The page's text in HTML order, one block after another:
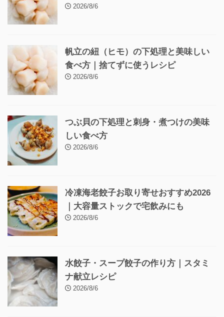
2026/8/6
帆立の紐（ヒモ）の下処理と美味しい
食べ方｜捨てずに使うレシピ
2026/8/6
つぶ貝の下処理と刺身・煮つけの美味
しい食べ方
2026/8/6
冷凍海老餃子お取り寄せおすすめ2026
｜大容量ストックで宅飲みにも
2026/8/6
水餃子・スープ餃子の作り方｜スタミ
ナ献立レシピ
2026/8/6